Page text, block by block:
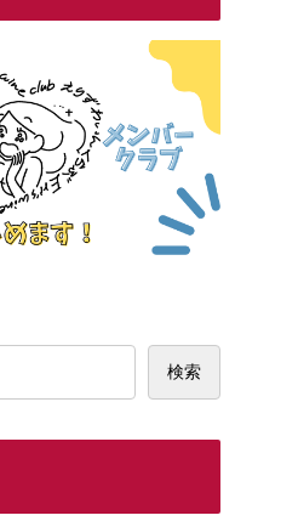
検索